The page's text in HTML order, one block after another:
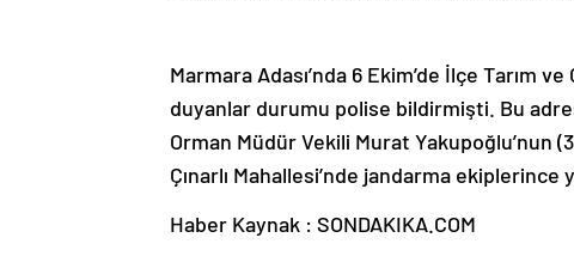
Marmara Adası’nda 6 Ekim’de İlçe Tarım
duyanlar durumu polise bildirmişti. Bu
Orman Müdür Vekili Murat
Çınarlı Mahallesi’nde jandarma
Haber Kaynak : SONDAKIKA.COM